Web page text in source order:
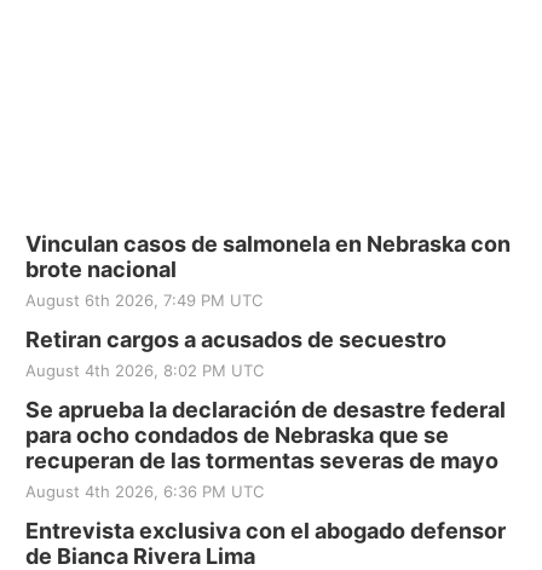
Vinculan casos de salmonela en Nebraska con
brote nacional
August 6th 2026, 7:49 PM UTC
Retiran cargos a acusados de secuestro
August 4th 2026, 8:02 PM UTC
Se aprueba la declaración de desastre federal
para ocho condados de Nebraska que se
recuperan de las tormentas severas de mayo
August 4th 2026, 6:36 PM UTC
Entrevista exclusiva con el abogado defensor
de Bianca Rivera Lima